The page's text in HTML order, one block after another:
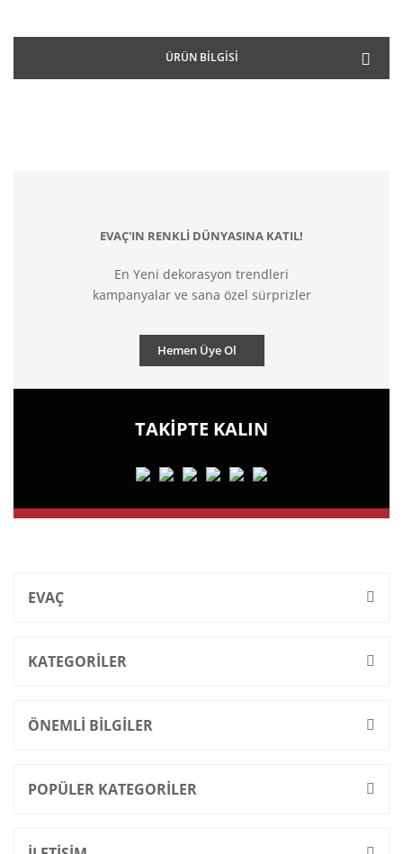
ÜRÜN BILGISI
EVAÇ'IN RENKLİ DÜNYASINA KATIL!
En Yeni dekorasyon trendleri
kampanyalar ve sana özel sürprizler
Hemen Üye Ol
TAKİPTE KALIN
EVAÇ
KATEGORİLER
ÖNEMLİ BİLGİLER
POPÜLER KATEGORİLER